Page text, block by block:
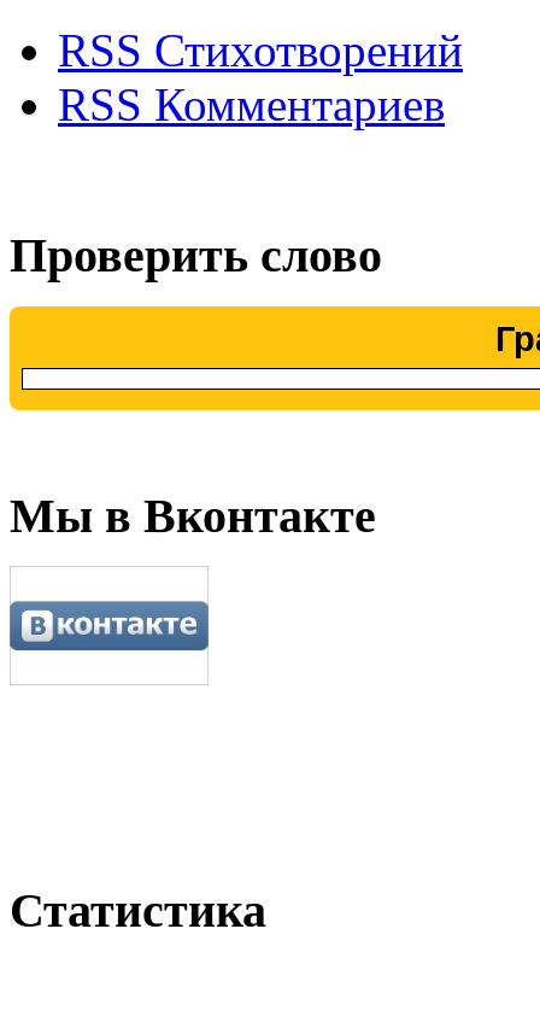
RSS Стихотворений
RSS Комментариев
Проверить слово
Мы в Вконтакте
Статистика